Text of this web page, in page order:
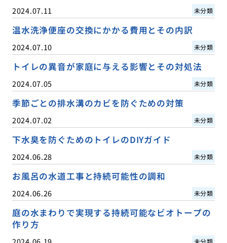
2024.07.11 未分類
温水洗浄便座の交換にかかる費用とその内訳
2024.07.10 未分類
トイレの異音が家庭に与える影響とその対処法
2024.07.05 未分類
季節ごとの排水溝のカビを防ぐための対策
2024.07.02 未分類
下水臭を防ぐためのトイレのDIYガイド
2024.06.28 未分類
お風呂の水道工事と持続可能性の調和
2024.06.26 未分類
庭の水まわりで実現する持続可能なビオトープの
作り方